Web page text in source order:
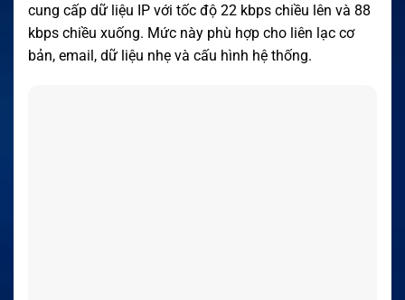
cung cấp dữ liệu IP với tốc độ 22 kbps chiều lên và 88
kbps chiều xuống. Mức này phù hợp cho liên lạc cơ
bản, email, dữ liệu nhẹ và cấu hình hệ thống.